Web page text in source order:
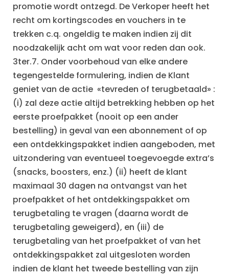
promotie wordt ontzegd. De Verkoper heeft het
recht om kortingscodes en vouchers in te
trekken c.q. ongeldig te maken indien zij dit
noodzakelijk acht om wat voor reden dan ook.
‍3ter.7. Onder voorbehoud van elke andere
tegengestelde formulering, indien de Klant
geniet van de actie «tevreden of terugbetaald» :
(i) zal deze actie altijd betrekking hebben op het
eerste proefpakket (nooit op een ander
bestelling) in geval van een abonnement of op
een ontdekkingspakket indien aangeboden, met
uitzondering van eventueel toegevoegde extra’s
(snacks, boosters, enz.) (ii) heeft de klant
maximaal 30 dagen na ontvangst van het
proefpakket of het ontdekkingspakket om
terugbetaling te vragen (daarna wordt de
terugbetaling geweigerd), en (iii) de
terugbetaling van het proefpakket of van het
ontdekkingspakket zal uitgesloten worden
indien de klant het tweede bestelling van zijn